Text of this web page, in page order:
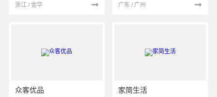
浙江 / 金华 广东 / 广州
众客优品 家简生活